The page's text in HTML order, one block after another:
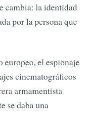
cambia: la identidad
por la persona que
el espionaje
cinematográficos
armamentista
se daba una